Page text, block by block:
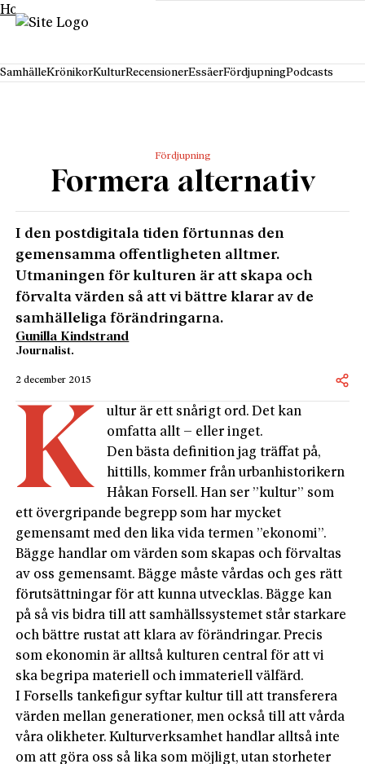
Hoppa till innehåll
SamhälleKrönikorKulturRecensionerEssäerFördjupningPodcasts
Fördjupning
Formera alternativ
I den postdigitala tiden förtunnas den
gemensamma offentligheten alltmer.
Utmaningen för kulturen är att skapa och
förvalta värden så att vi bättre klarar av de
samhälleliga förändringarna.
Gunilla Kindstrand
Journalist.
2 december 2015
K
ultur är ett snårigt ord. Det kan
omfatta allt – eller inget.
Den bästa definition jag träffat på,
hittills, kommer från urbanhistorikern
Håkan Forsell. Han ser ”kultur” som
ett övergripande begrepp som har mycket
gemensamt med den lika vida termen ”ekonomi”.
Bägge handlar om värden som skapas och förvaltas
av oss gemensamt. Bägge måste vårdas och ges rätt
förutsättningar för att kunna utvecklas. Bägge kan
på så vis bidra till att samhällssystemet står starkare
och bättre rustat att klara av förändringar. Precis
som ekonomin är alltså kulturen central för att vi
ska begripa materiell och immateriell välfärd.
I Forsells tankefigur syftar kultur till att transferera
värden mellan generationer, men också till att vårda
våra olikheter. Kulturverksamhet handlar alltså inte
om att göra oss så lika som möjligt, utan storheter